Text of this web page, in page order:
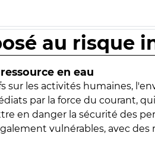
au risque
en eau
sur les activités humaines,
par la force du courant,
en danger la sécurité des
vulnérables, avec des